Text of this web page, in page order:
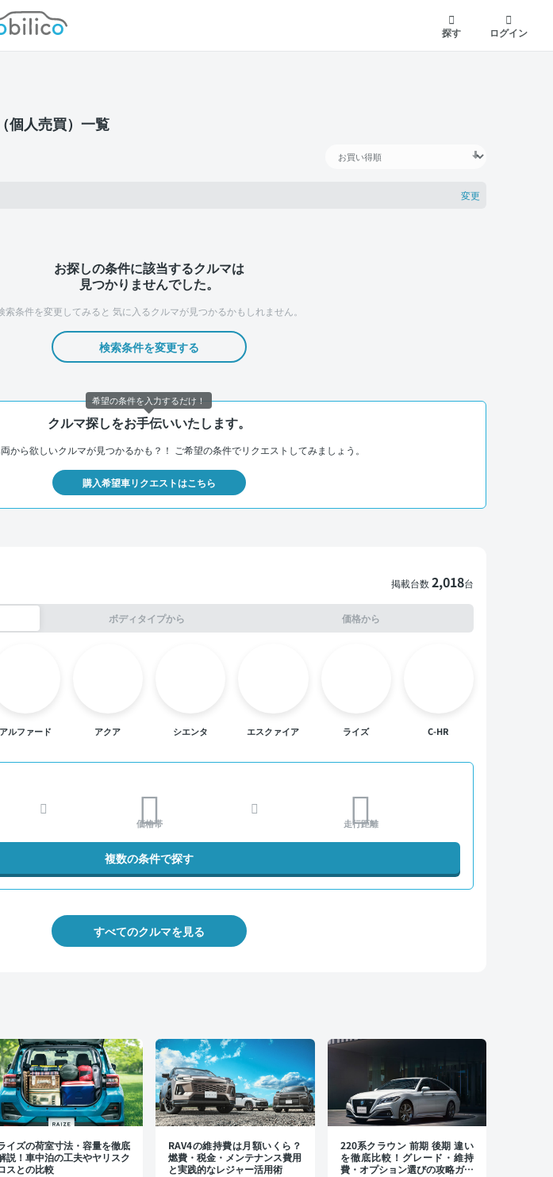
モビリコ
探す
ログイン
個人売買）一覧
変更
お探しの条件に該当するクルマは
見つかりませんでした。
索条件を変更してみると 気に入るクルマが見つかるかもしれません。
検索条件を変更する
クルマ探しをお手伝いいたします。
から欲しいクルマが見つかるかも？！ ご希望の条件でリクエストしてみましょう。
購入希望車リクエストはこちら
掲載台数2,018台
ボディタイプから 価格から
アルファード アクア シエンタ エスクァイア ライズ C-HR
価格帯 走行距離
複数の条件で探す
すべてのクルマを見る
イズの荷室寸法・容量を徹底
説！車中泊の工夫やヤリスク
スとの比較
RAV4の維持費は月額いくら？
燃費・税金・メンテナンス費用
と実践的なレジャー活用術
220系クラウン 前期 後期 違い
を徹底比較！グレード・維持
費・オプション選びの攻略ガイ
希望の条件を入力するだけ！